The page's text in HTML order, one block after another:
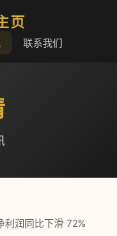
页
联系我们
润同比下滑 72%